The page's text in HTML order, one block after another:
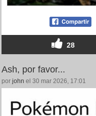
28
Ash, por favor...
por john el 30 mar 2026, 17:01